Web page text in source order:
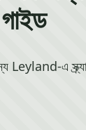
Leyland-এ